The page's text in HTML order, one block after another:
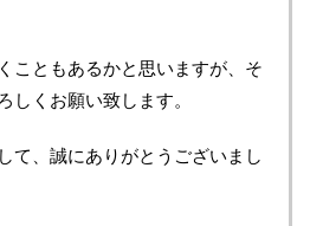
こともあるかと思いますが、そ
しくお願い致します。
て、誠にありがとうございまし